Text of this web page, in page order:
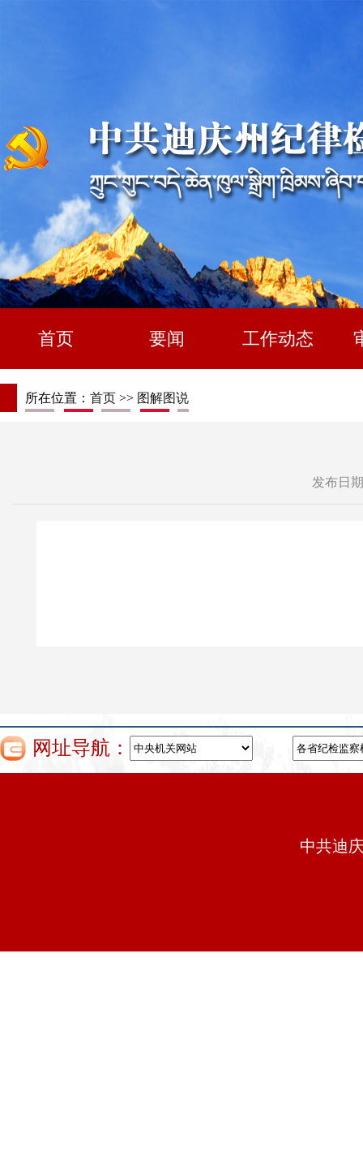
首页 要闻 工作动态
所在位置： 首页 >> 图解图说
发布日
网址导航：
中共迪